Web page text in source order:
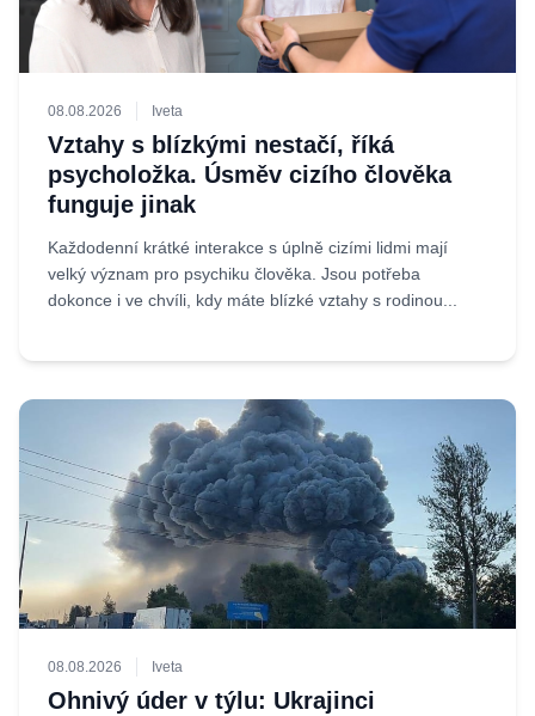
08.08.2026 Iveta
Vztahy s blízkými nestačí, říká
psycholožka. Úsměv cizího člověka
funguje jinak
Každodenní krátké interakce s úplně cizími lidmi mají
velký význam pro psychiku člověka. Jsou potřeba
dokonce i ve chvíli, kdy máte blízké vztahy s rodinou...
08.08.2026 Iveta
Ohnivý úder v týlu: Ukrajinci